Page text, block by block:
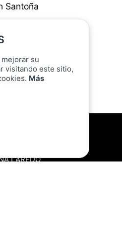
Santoña
Berria (Santoña)
Berria (Santoña)
LAREDO
su
visitando este sitio,
Más